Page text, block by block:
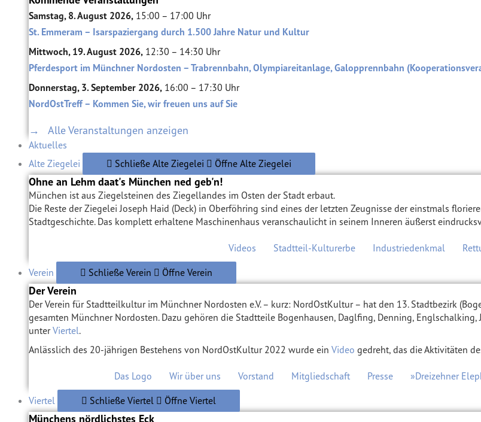
Samstag, 8. August 2026, 15:00 – 17:00 Uhr
St. Emmeram – Isarspaziergang durch 1.500 Jahre Natur und Kultur
Mittwoch, 19. August 2026, 12:30 – 14:30 Uhr
Pferdesport im Münchner Nordosten – Trabrennbahn, Olympiareitanlage, Galopprennbahn
Donnerstag, 3. September 2026, 16:00 – 17:30 Uhr
NordOstTreff – Kommen Sie, wir freuen uns auf Sie
→ Alle Veranstaltungen anzeigen
Aktuelles
Alte Ziegelei
Schließe Alte Ziegelei Öffne Alte Ziegelei
Ohne an Lehm daat's München ned geb'n!
München ist aus Ziegelsteinen des Ziegellandes im Osten der Stadt erbaut.
Die Reste der Ziegelei Joseph Haid (Deck) in Oberföhring sind eines der letzten Zeugnisse der einstmals
Stadtgeschichte. Das komplett erhaltene Maschinenhaus veranschaulicht in seinem Inneren äußerst
Videos Stadtteil-Kulturerbe Industriedenkmal
Verein Schließe Verein Öffne Verein
Der Verein
Der Verein für Stadtteilkultur im Münchner Nordosten e.V. – kurz: NordOstKultur – hat den 13. Stadtbezirk
gesamten Münchner Nordosten. Dazu gehören die Stadtteile Bogenhausen, Daglfing, Denning,
unterViertel.
Anlässlich des 20-jährigen Bestehens von NordOstKultur 2022 wurde ein Video gedreht, das die Aktivitäten
Das Logo Wir über uns Vorstand Mitgliedschaft Presse »Dreizehner
Viertel Schließe Viertel Öffne Viertel
Münchens nördlichstes Eck